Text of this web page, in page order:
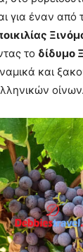
για έναν από
το δίδυμο
και
οίνων.